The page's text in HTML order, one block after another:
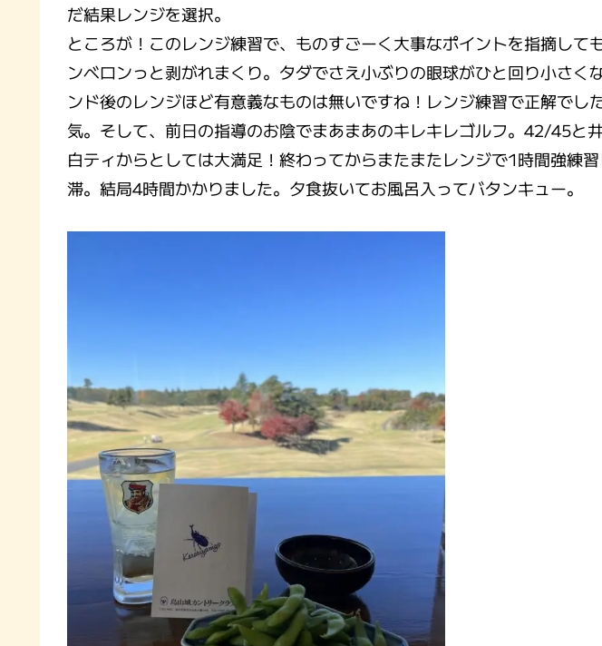
だ結果レンジを選択。
ところが！このレンジ練習で、ものすごーく大事なポイントを指摘して
ンベロンっと剥がれまくり。タダでさえ小ぶりの眼球がひと回り小さく
ンド後のレンジほど有意義なものは無いですね！レンジ練習で正解で
気。そして、前日の指導のお陰でまあまあのキレキレゴルフ。42/45と
白ティからとしては大満足！終わってからまたまたレンジで1時間強練
滞。結局4時間かかりました。夕食抜いてお風呂入ってバタンキュー。